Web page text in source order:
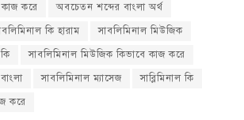
করে
অবচেতন শব্দের বাংলা অর্থ
কি হারাম
সাবলিমিনাল মিউজিক
সাবলিমিনাল মিউজিক কিভাবে কাজ করে
সাবলিমিনাল ম্যাসেজ
সাব্লিমিনাল কি
করে